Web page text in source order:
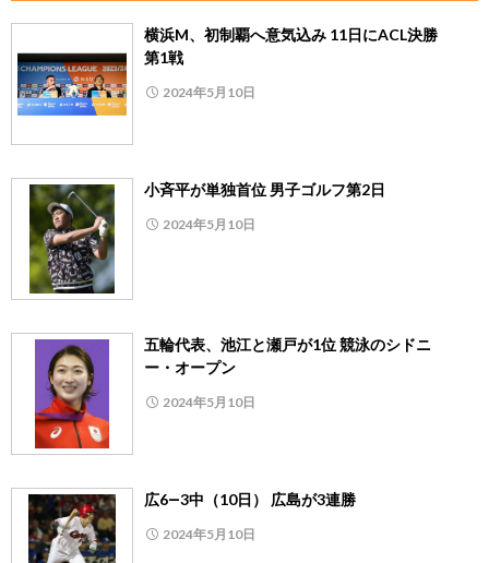
横浜M、初制覇へ意気込み 11日にACL決勝
第1戦
2024年5月10日
小斉平が単独首位 男子ゴルフ第2日
2024年5月10日
五輪代表、池江と瀬戸が1位 競泳のシドニ
ー・オープン
2024年5月10日
広6―3中（10日） 広島が3連勝
2024年5月10日